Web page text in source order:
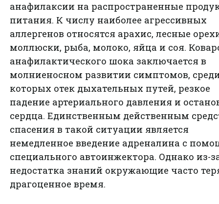
анафилаксии на распространенные
питания. К числу наиболее агрессивных
аллергенов относятся арахис, лесные
моллюски, рыба, молоко, яйца и соя.
анафилактического шока заключается в
молниеносном развитии симптомов,
которых отек дыхательных путей, резкое
падение артериального давления и
сердца. Единственным действенным
спасения в такой ситуации является
немедленное введение адреналина с
специального автоинжектора. Однако из-
недостатка знаний окружающие часто
драгоценное время.